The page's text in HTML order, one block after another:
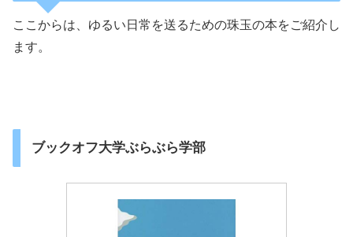
ここからは、ゆるい日常を送るための珠玉の本をご紹介し
ます。
ブックオフ大学ぶらぶら学部